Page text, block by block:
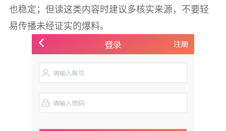
也稳定；但读这类内容时建议多核实来源，不要轻
易传播未经证实的爆料。